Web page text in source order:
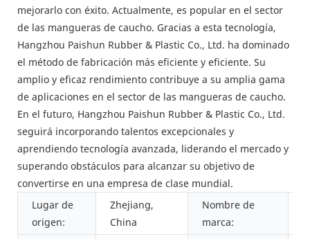
mejorarlo con éxito. Actualmente, es popular en el sector
de las mangueras de caucho. Gracias a esta tecnología,
Hangzhou Paishun Rubber & Plastic Co., Ltd. ha dominado
el método de fabricación más eficiente y eficiente. Su
amplio y eficaz rendimiento contribuye a su amplia gama
de aplicaciones en el sector de las mangueras de caucho.
En el futuro, Hangzhou Paishun Rubber & Plastic Co., Ltd.
seguirá incorporando talentos excepcionales y
aprendiendo tecnología avanzada, liderando el mercado y
superando obstáculos para alcanzar su objetivo de
convertirse en una empresa de clase mundial.
Lugar de
origen:
Zhejiang,
China
Nombre de
marca: